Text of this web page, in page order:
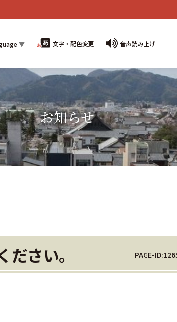
▼ 文字・配色変更 音声読み上げ
お知らせ
さい。 PAGE-